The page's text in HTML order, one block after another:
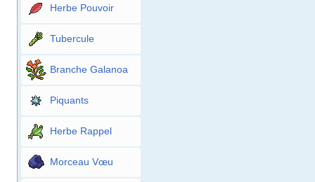
Herbe Pouvoir
Tubercule
Branche Galanoa
Piquants
Herbe Rappel
Morceau Vœu